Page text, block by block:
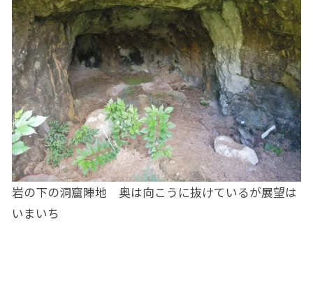
岩の下の洞窟陣地 奥は向こうに抜けているが展望は
いまいち